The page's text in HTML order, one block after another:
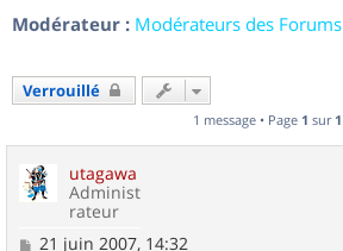
Modérateur : Modérateurs des Forums
Verrouillé
1 message • Page 1 sur 1
utagawa
Administ
rateur
M
21 juin 2007, 14:32